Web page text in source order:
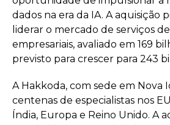
dados na era da IA. A aquisição
liderar o mercado de serviços
empresariais, avaliado em 169
previsto para crescer para 243
A Hakkoda, com sede em Nova
centenas de especialistas nos
Índia, Europa e Reino Unido. A